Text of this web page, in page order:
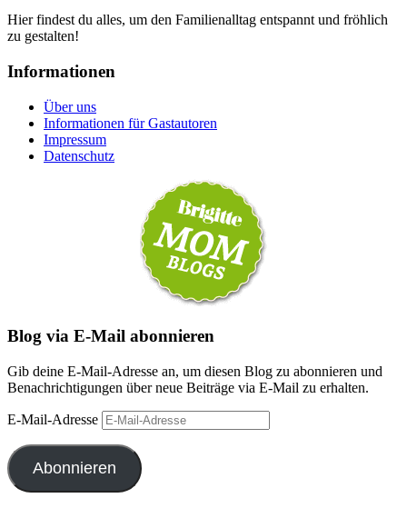
Hier findest du alles, um den Familienalltag entspannt und fröhlich
zu gestalten!
Informationen
Über uns
Informationen für Gastautoren
Impressum
Datenschutz
Blog via E-Mail abonnieren
Gib deine E-Mail-Adresse an, um diesen Blog zu abonnieren und
Benachrichtigungen über neue Beiträge via E-Mail zu erhalten.
E-Mail-Adresse
Abonnieren